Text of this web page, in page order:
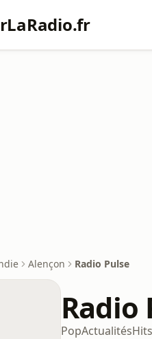
Alençon Radio Pulse
Radio
PopActualitésHits